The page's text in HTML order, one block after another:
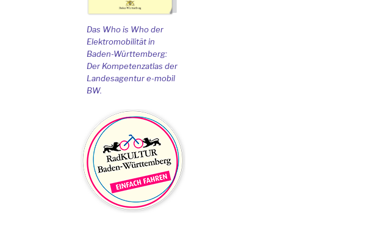
Das Who is Who der
Elektromobilität in
Baden-Württemberg:
Der Kompetenzatlas der
Landesagentur e-mobil
BW.